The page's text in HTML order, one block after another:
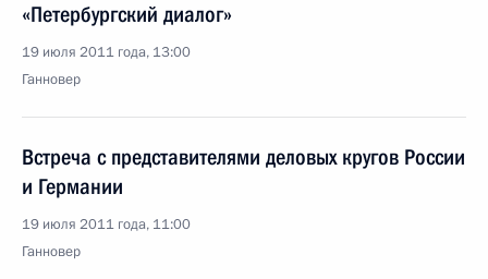
«Петербургский диалог»
19 июля 2011 года, 13:00
Ганновер
Встреча с представителями деловых кругов России
и Германии
19 июля 2011 года, 11:00
Ганновер